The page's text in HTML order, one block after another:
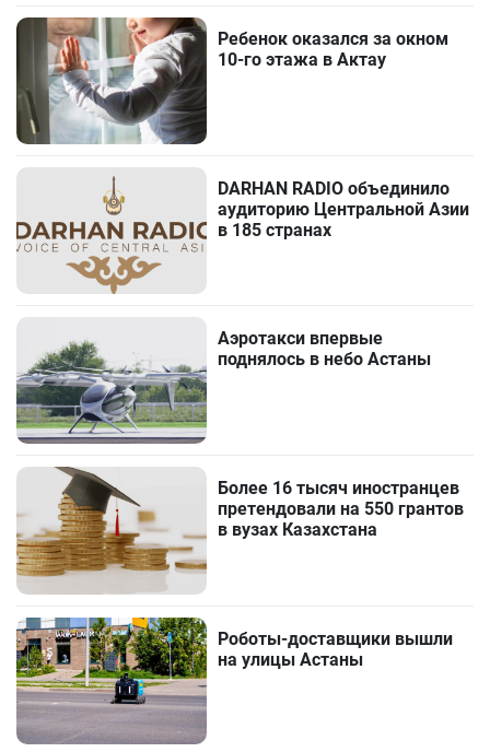
Ребенок оказался за окном
10-го этажа в Актау
DARHAN RADIO объединило
аудиторию Центральной Азии
в 185 странах
Аэротакси впервые
поднялось в небо Астаны
Более 16 тысяч иностранцев
претендовали на 550 грантов
в вузах Казахстана
Роботы-доставщики вышли
на улицы Астаны